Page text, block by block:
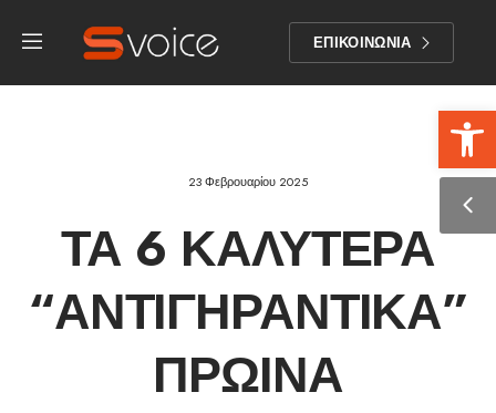
ΕΠΙΚΟΙΝΩΝΙΑ
23 Φεβρουαρίου 2025
ΤΑ 6 ΚΑΛΎΤΕΡΑ
“ΑΝΤΙΓΗΡΑΝΤΙΚΆ”
ΠΡΩΙΝΆ